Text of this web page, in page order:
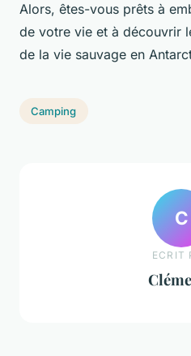
Alors, êtes-vous prêts à
de votre vie et à découvrir
de la vie sauvage en
Camping
C
ECRIT